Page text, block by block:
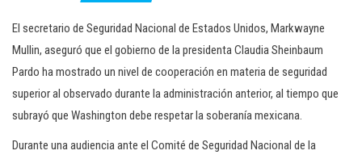
El secretario de Seguridad Nacional de Estados Unidos, Markwayne
Mullin, aseguró que el gobierno de la presidenta Claudia Sheinbaum
Pardo ha mostrado un nivel de cooperación en materia de seguridad
superior al observado durante la administración anterior, al tiempo que
subrayó que Washington debe respetar la soberanía mexicana.
Durante una audiencia ante el Comité de Seguridad Nacional de la